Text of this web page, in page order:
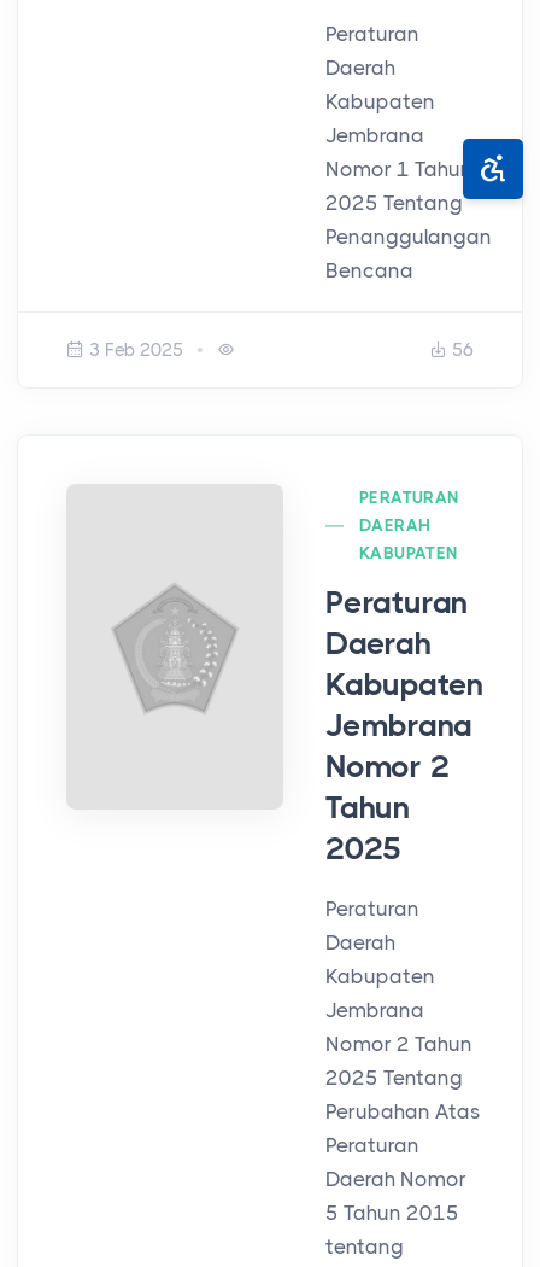
Peraturan
Daerah
Kabupaten
Jembrana
Nomor 1 Tahun
2025 Tentang
Penanggulangan
Bencana
3 Feb 2025 56
PERATURAN
DAERAH
KABUPATEN
Peraturan
Daerah
Kabupaten
Jembrana
Nomor 2
Tahun
2025
Peraturan
Daerah
Kabupaten
Jembrana
Nomor 2 Tahun
2025 Tentang
Perubahan Atas
Peraturan
Daerah Nomor
5 Tahun 2015
tentang